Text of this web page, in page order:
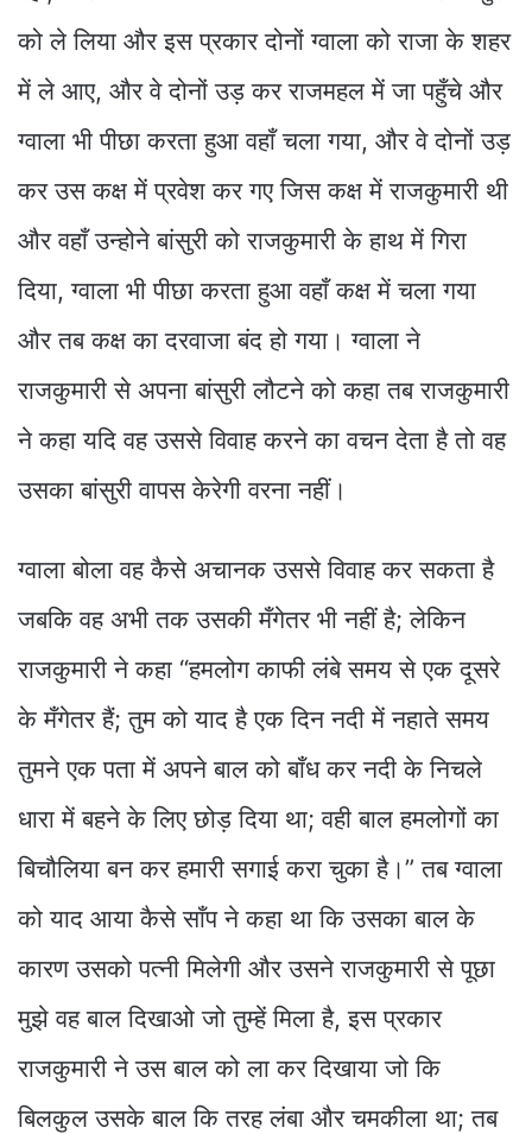
को ले लिया और इस प्रकार दोनों ग्वाला को राजा के शहर
में ले आए, और वे दोनों उड़ कर राजमहल में जा पहुँचे और
ग्वाला भी पीछा करता हुआ वहाँ चला गया, और वे दोनों उड़
कर उस कक्ष में प्रवेश कर गए जिस कक्ष में राजकुमारी थी
और वहाँ उन्होने बांसुरी को राजकुमारी के हाथ में गिरा
दिया, ग्वाला भी पीछा करता हुआ वहाँ कक्ष में चला गया
और तब कक्ष का दरवाजा बंद हो गया। ग्वाला ने
राजकुमारी से अपना बांसुरी लौटने को कहा तब राजकुमारी
ने कहा यदि वह उससे विवाह करने का वचन देता है तो वह
उसका बांसुरी वापस केरेगी वरना नहीं।
ग्वाला बोला वह कैसे अचानक उससे विवाह कर सकता है
जबकि वह अभी तक उसकी मँगेतर भी नहीं है; लेकिन
राजकुमारी ने कहा “हमलोग काफी लंबे समय से एक दूसरे
के मँगेतर हैं; तुम को याद है एक दिन नदी में नहाते समय
तुमने एक पता में अपने बाल को बाँध कर नदी के निचले
धारा में बहने के लिए छोड़ दिया था; वही बाल हमलोगों का
बिचौलिया बन कर हमारी सगाई करा चुका है।” तब ग्वाला
को याद आया कैसे साँप ने कहा था कि उसका बाल के
कारण उसको पत्नी मिलेगी और उसने राजकुमारी से पूछा
मुझे वह बाल दिखाओ जो तुम्हें मिला है, इस प्रकार
राजकुमारी ने उस बाल को ला कर दिखाया जो कि
बिलकुल उसके बाल कि तरह लंबा और चमकीला था; तब